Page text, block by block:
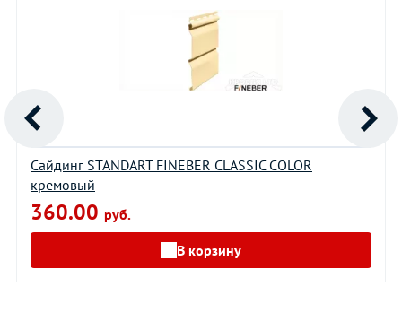
Cайдинг STANDART FINEBER CLASSIС COLOR
кремовый
360.00 руб.
В корзину